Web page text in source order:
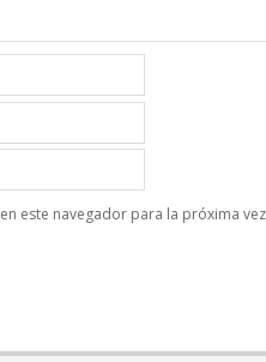
este navegador para la próxima